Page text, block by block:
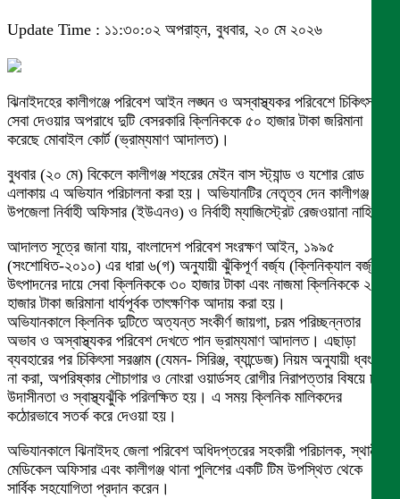
Update Time : ১১:৩০:০২ অপরাহ্ন, বুধবার, ২০ মে ২০২৬
ঝিনাইদহের কালীগঞ্জে পরিবেশ আইন লঙ্ঘন ও অস্বাস্থ্যকর পরিবেশে চিকিৎসা
সেবা দেওয়ার অপরাধে দুটি বেসরকারি ক্লিনিককে ৫০ হাজার টাকা জরিমানা
করেছে মোবাইল কোর্ট (ভ্রাম্যমাণ আদালত)।
বুধবার (২০ মে) বিকেলে কালীগঞ্জ শহরের মেইন বাস স্ট্যান্ড ও যশোর রোড
এলাকায় এ অভিযান পরিচালনা করা হয়। অভিযানটির নেতৃত্ব দেন কালীগঞ্জ
উপজেলা নির্বাহী অফিসার (ইউএনও) ও নির্বাহী ম্যাজিস্ট্রেট রেজওয়ানা নাহিদ।
আদালত সূত্রে জানা যায়, বাংলাদেশ পরিবেশ সংরক্ষণ আইন, ১৯৯৫
(সংশোধিত-২০১০) এর ধারা ৬(গ) অনুযায়ী ঝুঁকিপূর্ণ বর্জ্য (ক্লিনিক্যাল বর্জ্য)
উৎপাদনের দায়ে সেবা ক্লিনিককে ৩০ হাজার টাকা এবং নাজমা ক্লিনিককে ২০
হাজার টাকা জরিমানা ধার্যপূর্বক তাৎক্ষণিক আদায় করা হয়।
অভিযানকালে ক্লিনিক দুটিতে অত্যন্ত সংকীর্ণ জায়গা, চরম পরিচ্ছন্নতার
অভাব ও অস্বাস্থ্যকর পরিবেশ দেখতে পান ভ্রাম্যমাণ আদালত। এছাড়া
ব্যবহারের পর চিকিৎসা সরঞ্জাম (যেমন- সিরিঞ্জ, ব্যান্ডেজ) নিয়ম অনুযায়ী ধ্বংস
না করা, অপরিষ্কার শৌচাগার ও নোংরা ওয়ার্ডসহ রোগীর নিরাপত্তার বিষয়ে চরম
উদাসীনতা ও স্বাস্থ্যঝুঁকি পরিলক্ষিত হয়। এ সময় ক্লিনিক মালিকদের
কঠোরভাবে সতর্ক করে দেওয়া হয়।
অভিযানকালে ঝিনাইদহ জেলা পরিবেশ অধিদপ্তরের সহকারী পরিচালক, স্থানীয়
মেডিকেল অফিসার এবং কালীগঞ্জ থানা পুলিশের একটি টিম উপস্থিত থেকে
সার্বিক সহযোগিতা প্রদান করেন।